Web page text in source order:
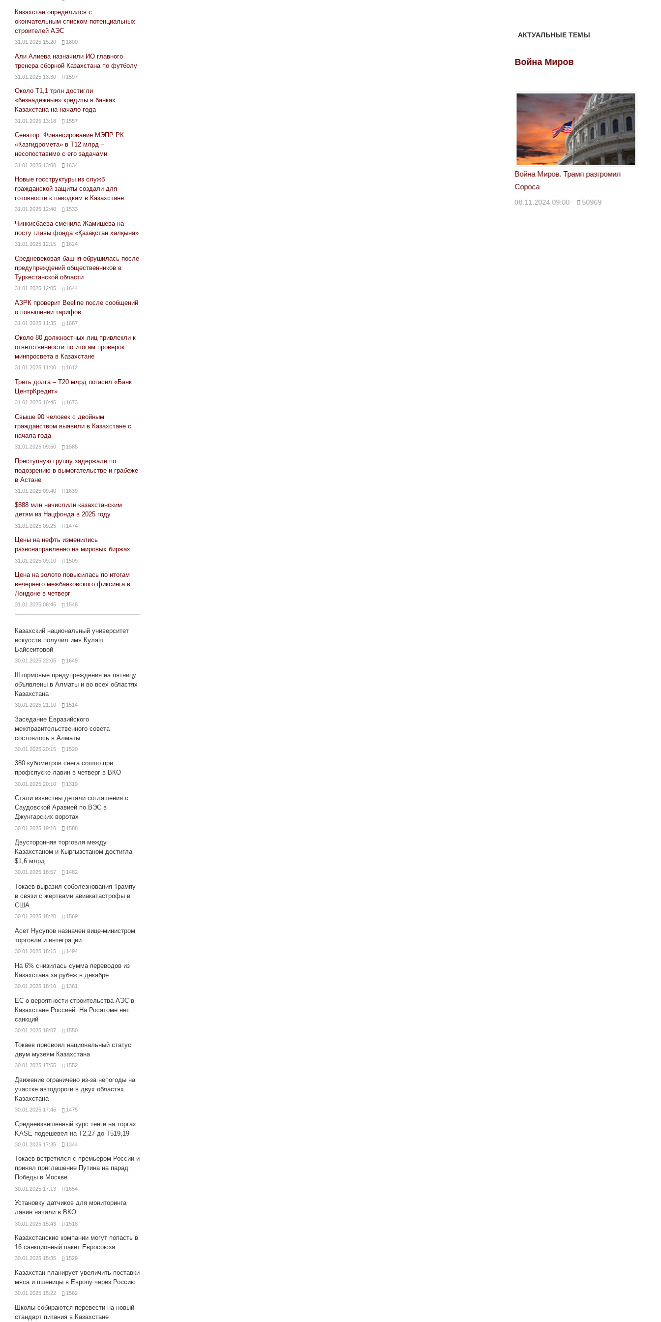
Казахстан определился с
окончательным списком потенциальных
строителей АЭС
31.01.2025 15:20 1800
Али Алиева назначили ИО главного
тренера сборной Казахстана по футболу
31.01.2025 13:30 1597
Около Т1,1 трлн достигли
«безнадежные» кредиты в банках
Казахстана на начало года
31.01.2025 13:18 1557
Сенатор: Финансирование МЭПР РК
«Казгидромета» в Т12 млрд –
несопоставимо с его задачами
31.01.2025 13:00 1634
Новые госструктуры из служб
гражданской защиты создали для
готовности к паводкам в Казахстане
31.01.2025 12:40 1533
Чинкисбаева сменила Жамишева на
посту главы фонда «Қазақстан халқына»
31.01.2025 12:15 1624
Средневековая башня обрушилась после
предупреждений общественников в
Туркестанской области
31.01.2025 12:05 1644
АЗРК проверит Beeline после сообщений
о повышении тарифов
31.01.2025 11:35 1687
Около 80 должностных лиц привлекли к
ответственности по итогам проверок
минпросвета в Казахстане
31.01.2025 11:00 1612
Треть долга – Т20 млрд погасил «Банк
ЦентрКредит»
31.01.2025 10:45 1673
Свыше 90 человек с двойным
гражданством выявили в Казахстане с
начала года
31.01.2025 09:50 1585
Преступную группу задержали по
подозрению в вымогательстве и грабеже
в Астане
31.01.2025 09:40 1639
$888 млн начислили казахстанским
детям из Нацфонда в 2025 году
31.01.2025 09:25 1474
Цены на нефть изменились
разнонаправленно на мировых биржах
31.01.2025 09:10 1509
Цена на золото повысилась по итогам
вечернего межбанковского фиксинга в
Лондоне в четверг
31.01.2025 08:45 1548
Казахский национальный университет
искусств получил имя Куляш
Байсеитовой
30.01.2025 22:05 1649
Штормовые предупреждения на пятницу
объявлены в Алматы и во всех областях
Казахстана
30.01.2025 21:10 1514
Заседание Евразийского
межправительственного совета
состоялось в Алматы
30.01.2025 20:15 1520
380 кубометров снега сошло при
профспуске лавин в четверг в ВКО
30.01.2025 20:10 1319
Стали известны детали соглашения с
Саудовской Аравией по ВЭС в
Джунгарских воротах
30.01.2025 19:10 1588
Двусторонняя торговля между
Казахстаном и Кыргызстаном достигла
$1,6 млрд
30.01.2025 18:57 1482
Токаев выразил соболезнования Трампу
в связи с жертвами авиакатастрофы в
США
30.01.2025 18:20 1569
Асет Нусупов назначен вице-министром
торговли и интеграции
30.01.2025 18:15 1494
На 6% снизилась сумма переводов из
Казахстана за рубеж в декабре
30.01.2025 18:10 1361
ЕС о вероятности строительства АЭС в
Казахстане Россией: На Росатоме нет
санкций
30.01.2025 18:07 1550
Токаев присвоил национальный статус
двум музеям Казахстана
30.01.2025 17:55 1552
Движение ограничено из-за непогоды на
участке автодороги в двух областях
Казахстана
30.01.2025 17:46 1475
Средневзвешенный курс тенге на торгах
KASE подешевел на Т2,27 до Т519,19
30.01.2025 17:35 1344
Токаев встретился с премьером России и
принял приглашение Путина на парад
Победы в Москве
30.01.2025 17:13 1654
Установку датчиков для мониторинга
лавин начали в ВКО
30.01.2025 15:43 1518
Казахстанские компании могут попасть в
16 санкционный пакет Евросоюза
30.01.2025 15:35 1529
Казахстан планирует увеличить поставки
мяса и пшеницы в Европу через Россию
30.01.2025 15:22 1562
Школы собираются перевести на новый
стандарт питания в Казахстане
АКТУАЛЬНЫЕ ТЕМЫ
Война Миров
Война Миров. Трамп разгромил
Сороса
08.11.2024 09:00 50969